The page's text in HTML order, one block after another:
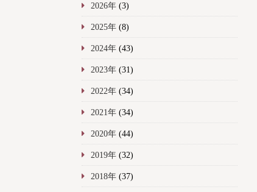
2026年(3)
2025年(8)
2024年(43)
2023年(31)
2022年(34)
2021年(34)
2020年(44)
2019年(32)
2018年(37)